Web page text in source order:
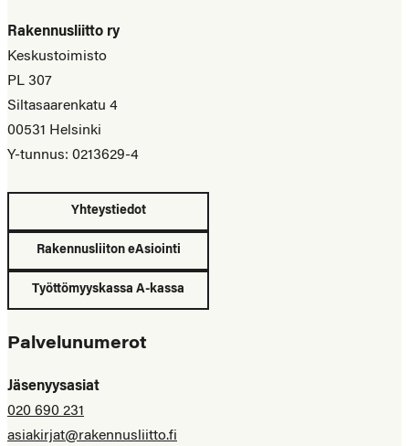
Rakennusliitto ry
Keskustoimisto
PL 307
Siltasaarenkatu 4
00531 Helsinki
Y-tunnus: 0213629-4
Yhteystiedot
Rakennusliiton eAsiointi
Työttömyyskassa A-kassa
Palvelunumerot
Jäsenyysasiat
020 690 231
asiakirjat@rakennusliitto.fi